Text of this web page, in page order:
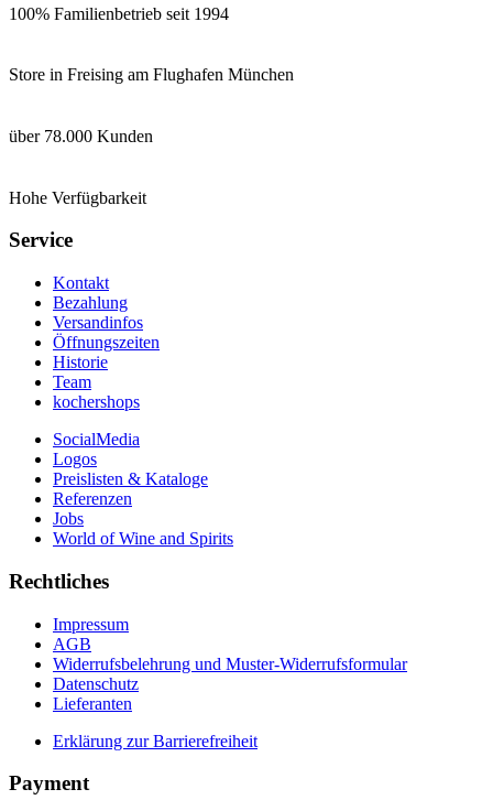
100% Familienbetrieb seit 1994
Store in Freising am Flughafen München
über 78.000 Kunden
Hohe Verfügbarkeit
Service
Kontakt
Bezahlung
Versandinfos
Öffnungszeiten
Historie
Team
kochershops
SocialMedia
Logos
Preislisten & Kataloge
Referenzen
Jobs
World of Wine and Spirits
Rechtliches
Impressum
AGB
Widerrufsbelehrung und Muster-Widerrufsformular
Datenschutz
Lieferanten
Erklärung zur Barrierefreiheit
Payment